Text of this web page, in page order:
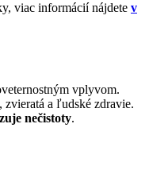
viac informácií nájdete v
vplyvom.
zvieratá a ľudské zdravie.
nečistoty.